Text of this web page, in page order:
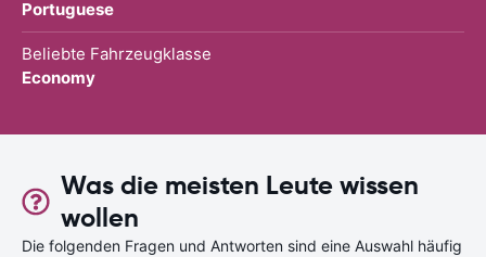
Portuguese
Beliebte Fahrzeugklasse
Economy
Was die meisten Leute wissen
wollen
Die folgenden Fragen und Antworten sind eine Auswahl häufig